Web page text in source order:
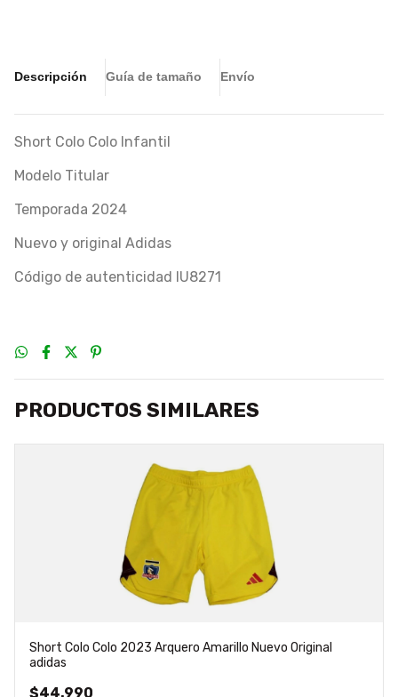
Descripción Guía de tamaño Envío
Short Colo Colo Infantil
Modelo Titular
Temporada 2024
Nuevo y original Adidas
Código de autenticidad IU8271
PRODUCTOS SIMILARES
Short Colo Colo 2023 Arquero Amarillo Nuevo Original
adidas
$44.990